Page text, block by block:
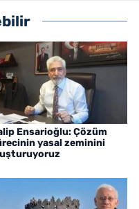
Ensarioğlu: Çözüm
yasal zeminini